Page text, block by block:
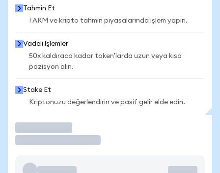
Tahmin Et
FARM ve kripto tahmin piyasalarında işlem yapın.
Vadeli İşlemler
50x kaldıraca kadar token'larda uzun veya kısa
pozisyon alın.
Stake Et
Kriptonuzu değerlendirin ve pasif gelir elde edin.